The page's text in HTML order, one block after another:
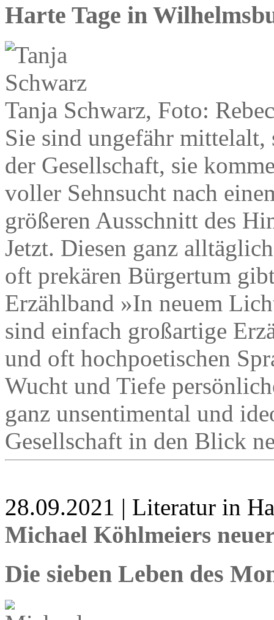
Harte Tage in
Tanja Schwarz, Foto:
Sie sind ungefähr
der Gesellschaft, sie
voller Sehnsucht nach
größeren Ausschnitt des
Jetzt. Diesen ganz
oft prekären Bürgertum
Erzählband »In neuem
sind einfach großartige
und oft hochpoetischen
Wucht und Tiefe
ganz unsentimental und
Gesellschaft in den Blick
28.09.2021 | Literatur in
Michael Köhlmeiers
Die sieben Leben des